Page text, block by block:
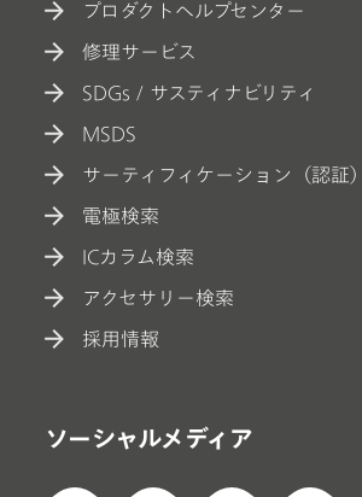
プロダクトヘルプセンター
修理サービス
SDGs / サスティナビリティ
MSDS
サーティフィケーション（認証）
電極検索
ICカラム検索
アクセサリー検索
採用情報
ソーシャルメディア